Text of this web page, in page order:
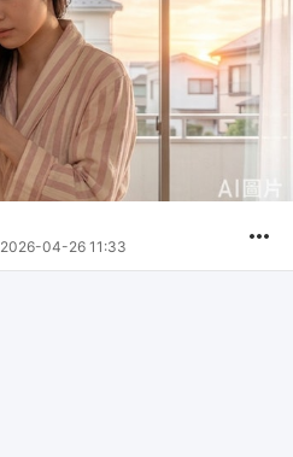
2026-04-26 11:33